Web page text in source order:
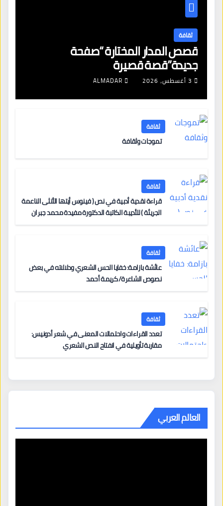
ثقافة
قصص المدار المختارة “صفحة
جديدة”قصة قصيرة
3 أغسطس، 2026 ALMADAR
ثقافة
تموجات وثقافة
ثقافة
قراءة نقدية أدبية في نص ( فينوس أيتها الأنثى الناعمة
الجريئة ) للأديبة الكاتبة الدكتورة مفيدة محمد جبران
ثقافة
عائشة بازامة: خفايا الحس الشعري ودلالاته في بعض
نصوص الشاعرة/ كريمة أحمد
ثقافة
تعدد القراءات واحتمالات المعنى في شعر أدونيس:
مقاربة تأويلية في انفتاح النص الشعري
العالم العربي